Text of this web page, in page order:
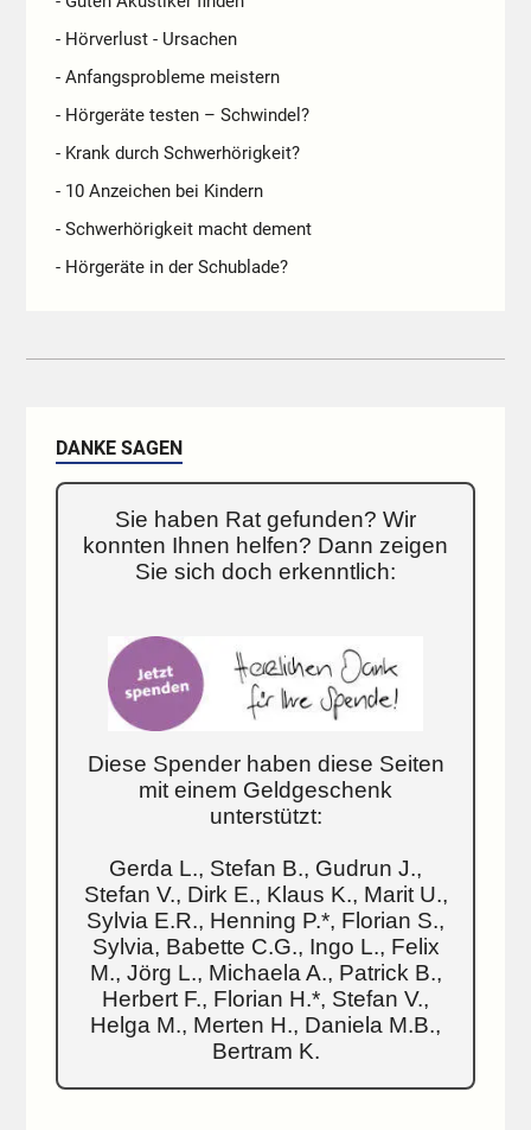
- Hörverlust - Ursachen
- Anfangsprobleme meistern
- Hörgeräte testen – Schwindel?
- Krank durch Schwerhörigkeit?
- 10 Anzeichen bei Kindern
- Schwerhörigkeit macht dement
- Hörgeräte in der Schublade?
DANKE SAGEN
Sie haben Rat gefunden? Wir
konnten Ihnen helfen? Dann zeigen
Sie sich doch erkenntlich:
Diese Spender haben diese Seiten
mit einem Geldgeschenk
unterstützt:
Gerda L., Stefan B., Gudrun J.,
Stefan V., Dirk E., Klaus K., Marit U.,
Sylvia E.R., Henning P.*, Florian S.,
Sylvia, Babette C.G., Ingo L., Felix
M., Jörg L., Michaela A., Patrick B.,
Herbert F., Florian H.*, Stefan V.,
Helga M., Merten H., Daniela M.B.,
Bertram K.